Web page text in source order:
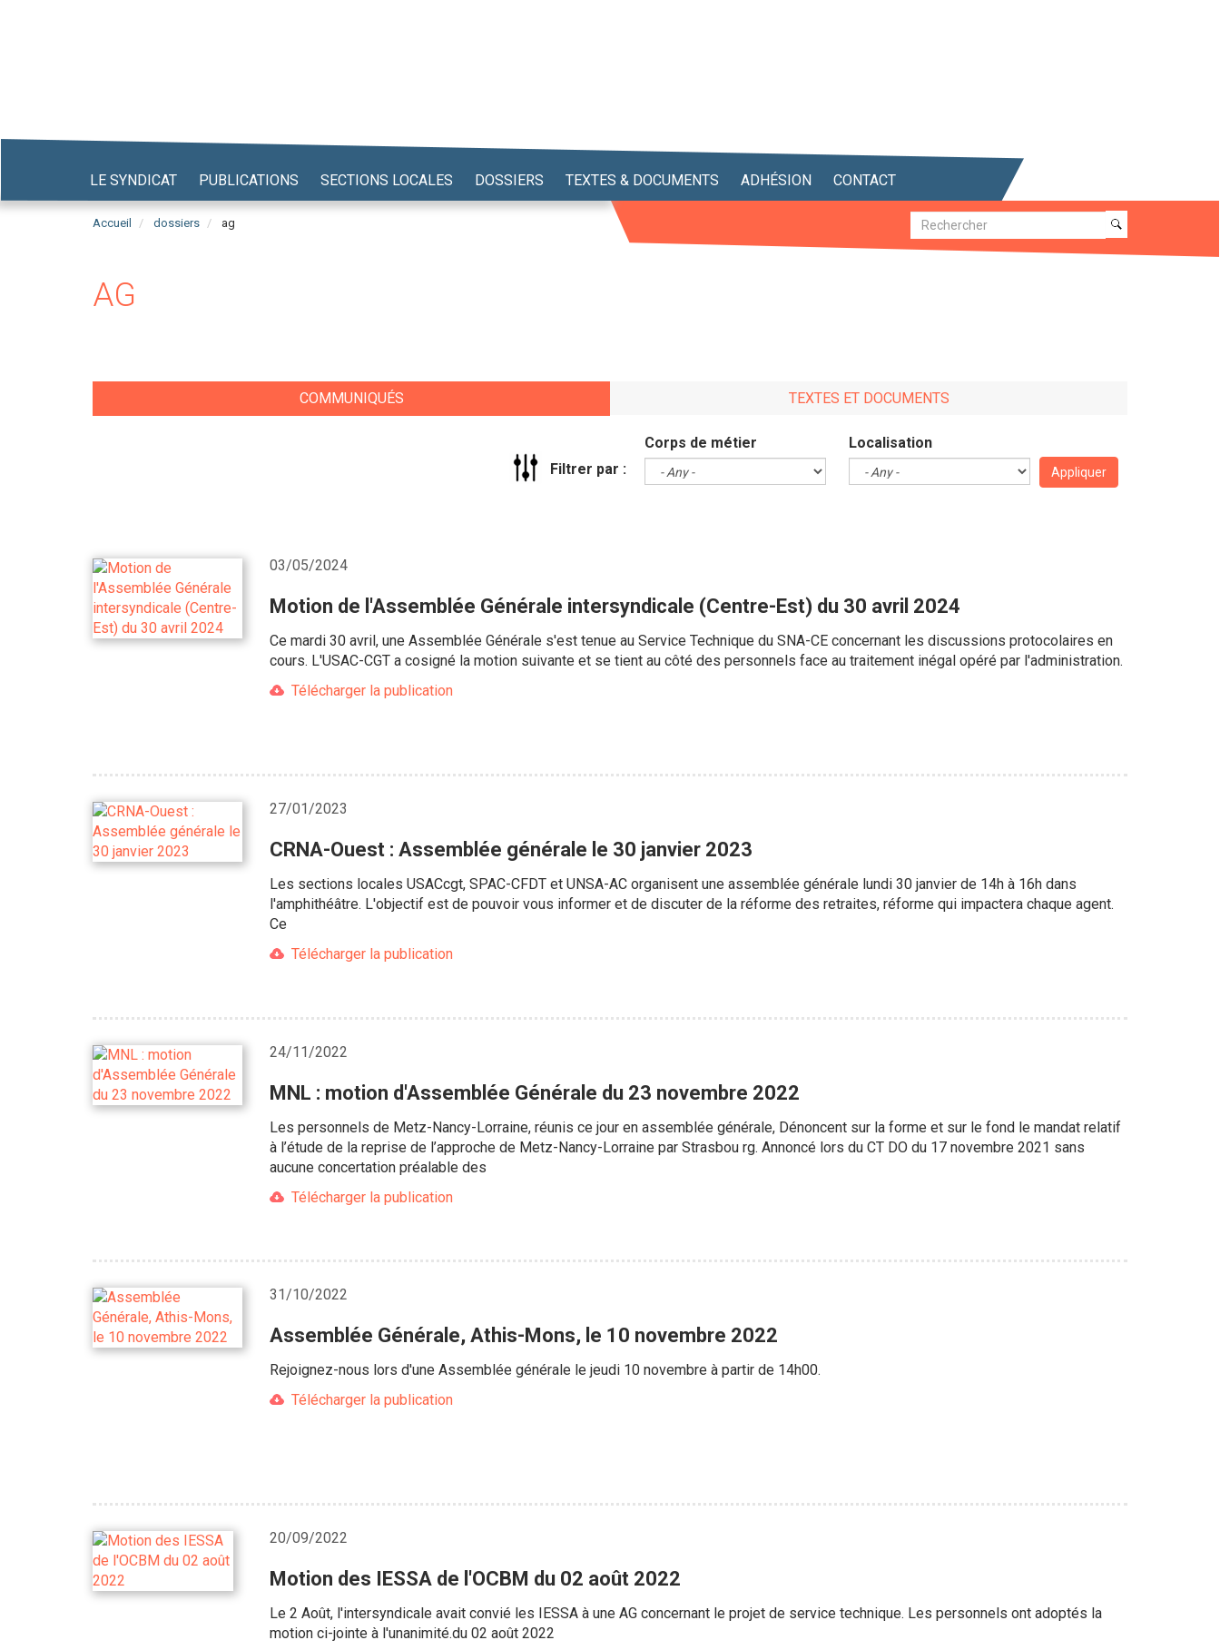
LE SYNDICAT PUBLICATIONS SECTIONS LOCALES DOSSIERS TEXTES & DOCUMENTS ADHÉSION CONTACT
Accueil dossiers ag Recherche
Recherche
AG
COMMUNIQUÉS TEXTES ET DOCUMENTS
Filtrer par :
Corps de métier Localisation
Appliquer
03/05/2024
Motion de l'Assemblée Générale intersyndicale (Centre-Est) du 30 avril 2024
Ce mardi 30 avril, une Assemblée Générale s'est tenue au Service Technique du SNA-CE concernant les discussions protocolaires en
cours. L'USAC-CGT a cosigné la motion suivante et se tient au côté des personnels face au traitement inégal opéré par l'administration.
Télécharger la publication
27/01/2023
CRNA-Ouest : Assemblée générale le 30 janvier 2023
Les sections locales USACcgt, SPAC-CFDT et UNSA-AC organisent une assemblée générale lundi 30 janvier de 14h à 16h dans
l'amphithéâtre. L'objectif est de pouvoir vous informer et de discuter de la réforme des retraites, réforme qui impactera chaque agent.
Ce
Télécharger la publication
24/11/2022
MNL : motion d'Assemblée Générale du 23 novembre 2022
Les personnels de Metz-Nancy-Lorraine, réunis ce jour en assemblée générale, Dénoncent sur la forme et sur le fond le mandat relatif
à l’étude de la reprise de l’approche de Metz-Nancy-Lorraine par Strasbou rg. Annoncé lors du CT DO du 17 novembre 2021 sans
aucune concertation préalable des
Télécharger la publication
31/10/2022
Assemblée Générale, Athis-Mons, le 10 novembre 2022
Rejoignez-nous lors d'une Assemblée générale le jeudi 10 novembre à partir de 14h00.
Télécharger la publication
20/09/2022
Motion des IESSA de l'OCBM du 02 août 2022
Le 2 Août, l'intersyndicale avait convié les IESSA à une AG concernant le projet de service technique. Les personnels ont adoptés la
motion ci-jointe à l'unanimité.du 02 août 2022